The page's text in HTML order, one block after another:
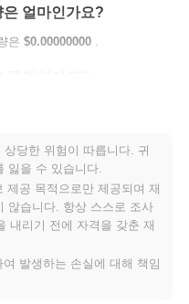
얼마인가요?
은 $0.00000000 .
낮게 거래되고 있습니다 .
시장과 비교하여 어떤 성
. 이는 더 넓은 시장 모멘텀과
일시적인 지연을 나타냅니다.
당한 위험이 따릅니다. 귀
잃을 수 있습니다.
제공 목적으로만 제공되며 재
않습니다. 항상 스스로 조사
내리기 전에 자격을 갖춘 재
발생하는 손실에 대해 책임